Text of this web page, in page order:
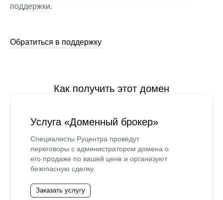
поддержки.
Обратиться в поддержку
Как получить этот домен
Услуга «Доменный брокер»
Специалисты Руцентра проведут
переговоры с администратором домена о
его продаже по вашей цене и организуют
безопасную сделку.
Заказать услугу